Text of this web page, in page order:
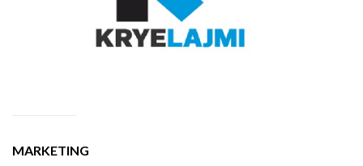
MARKETING